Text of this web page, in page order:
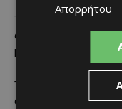
Το κατάστημα αρ. 1
αποτελείται από
με μπάνιο.
Το κατάστημα αρ. 2
αποτελείται από
Απορρήτου